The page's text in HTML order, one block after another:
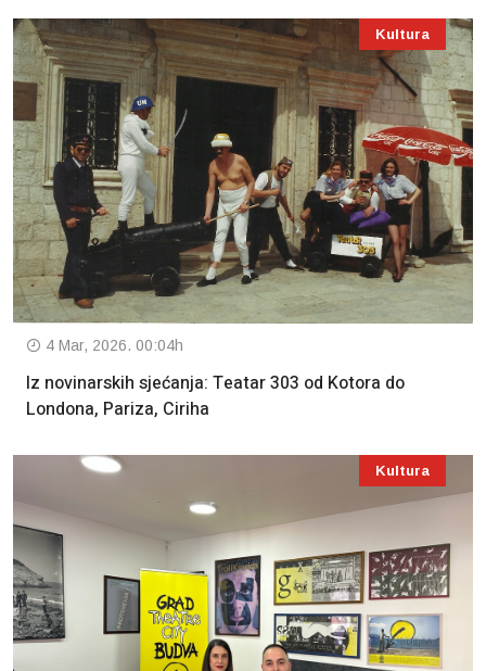
Kultura
4 Mar, 2026. 00:04h
Iz novinarskih sjećanja: Teatar 303 od Kotora do
Londona, Pariza, Ciriha
Kultura